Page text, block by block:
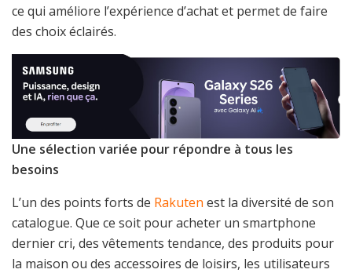
ce qui améliore l’expérience d’achat et permet de faire
des choix éclairés.
Une sélection variée pour répondre à tous les
besoins
L’un des points forts de Rakuten est la diversité de son
catalogue. Que ce soit pour acheter un smartphone
dernier cri, des vêtements tendance, des produits pour
la maison ou des accessoires de loisirs, les utilisateurs